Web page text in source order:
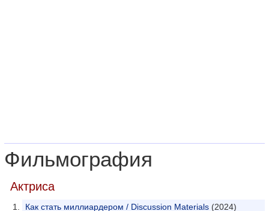
Фильмография
Актриса
Как стать миллиардером / Discussion Materials (2024)